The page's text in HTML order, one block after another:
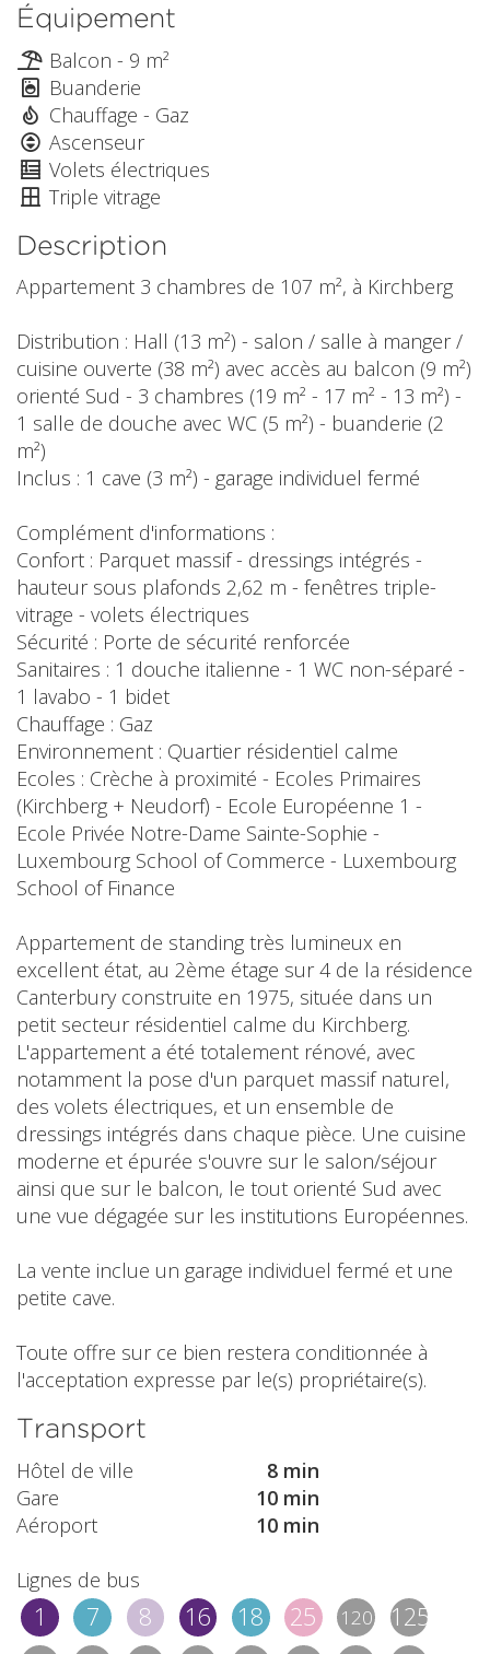
Équipement
Balcon - 9 m²
Buanderie
Chauffage - Gaz
Ascenseur
Volets électriques
Triple vitrage
Description
Appartement 3 chambres de 107 m², à Kirchberg
Distribution : Hall (13 m²) - salon / salle à manger /
cuisine ouverte (38 m²) avec accès au balcon (9 m²)
orienté Sud - 3 chambres (19 m² - 17 m² - 13 m²) -
1 salle de douche avec WC (5 m²) - buanderie (2
m²)
Inclus : 1 cave (3 m²) - garage individuel fermé
Complément d'informations :
Confort : Parquet massif - dressings intégrés -
hauteur sous plafonds 2,62 m - fenêtres triple-
vitrage - volets électriques
Sécurité : Porte de sécurité renforcée
Sanitaires : 1 douche italienne - 1 WC non-séparé -
1 lavabo - 1 bidet
Chauffage : Gaz
Environnement : Quartier résidentiel calme
Ecoles : Crèche à proximité - Ecoles Primaires
(Kirchberg + Neudorf) - Ecole Européenne 1 -
Ecole Privée Notre-Dame Sainte-Sophie -
Luxembourg School of Commerce - Luxembourg
School of Finance
Appartement de standing très lumineux en
excellent état, au 2ème étage sur 4 de la résidence
Canterbury construite en 1975, située dans un
petit secteur résidentiel calme du Kirchberg.
L'appartement a été totalement rénové, avec
notamment la pose d'un parquet massif naturel,
des volets électriques, et un ensemble de
dressings intégrés dans chaque pièce. Une cuisine
moderne et épurée s'ouvre sur le salon/séjour
ainsi que sur le balcon, le tout orienté Sud avec
une vue dégagée sur les institutions Européennes.
La vente inclue un garage individuel fermé et une
petite cave.
Toute offre sur ce bien restera conditionnée à
l'acceptation expresse par le(s) propriétaire(s).
Transport
Hôtel de ville
8 min
Gare
10 min
Aéroport
10 min
Lignes de bus
1 7 8 16 18 25 120 125/1